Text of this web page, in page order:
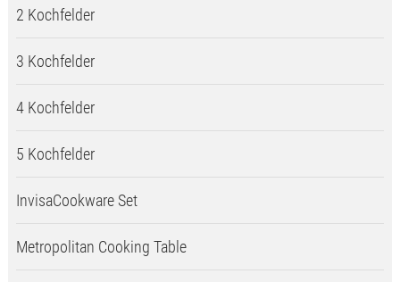
2 Kochfelder
3 Kochfelder
4 Kochfelder
5 Kochfelder
InvisaCookware Set
Metropolitan Cooking Table